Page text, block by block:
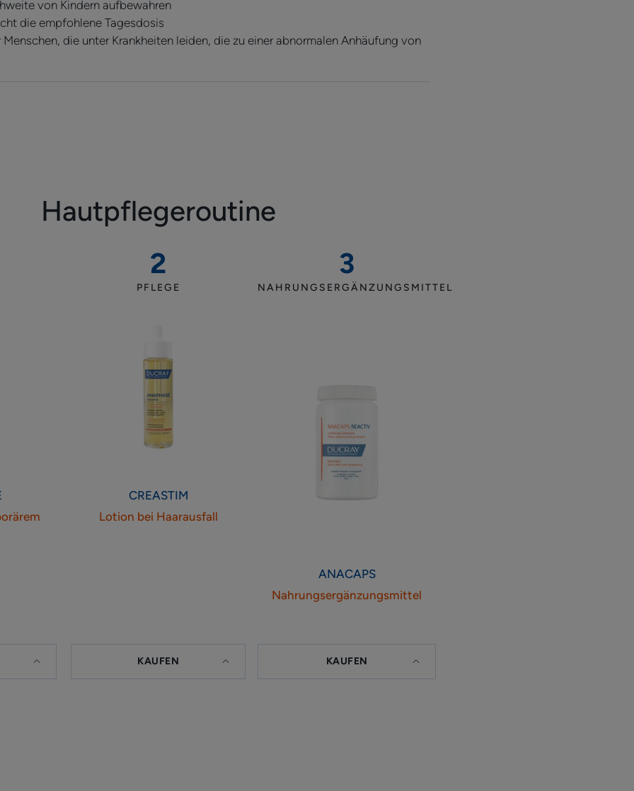
von Kindern aufbewahren
die empfohlene Tagesdosis
die unter Krankheiten leiden, die zu einer abnormalen Anhäufung von
Hautpflegeroutine
2
Lotion
PFLEGE
CREASTIM
Lotion bei Haarausfall
KAUFEN
3
Nahrungsergänzungsmittel
NAHRUNGSERGÄNZUNGSMITTEL
ANACAPS
Nahrungsergänzungsmittel
KAUFEN